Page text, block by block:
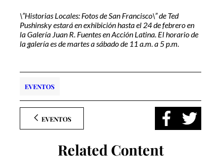
\”Historias Locales: Fotos de San Francisco\” de Ted
Pushinsky estará en exhibición hasta el 24 de febrero en
la Galería Juan R. Fuentes en Acción Latina. El horario de
la galería es de martes a sábado de 11 a.m. a 5 p.m.
EVENTOS
EVENTOS
Related Content